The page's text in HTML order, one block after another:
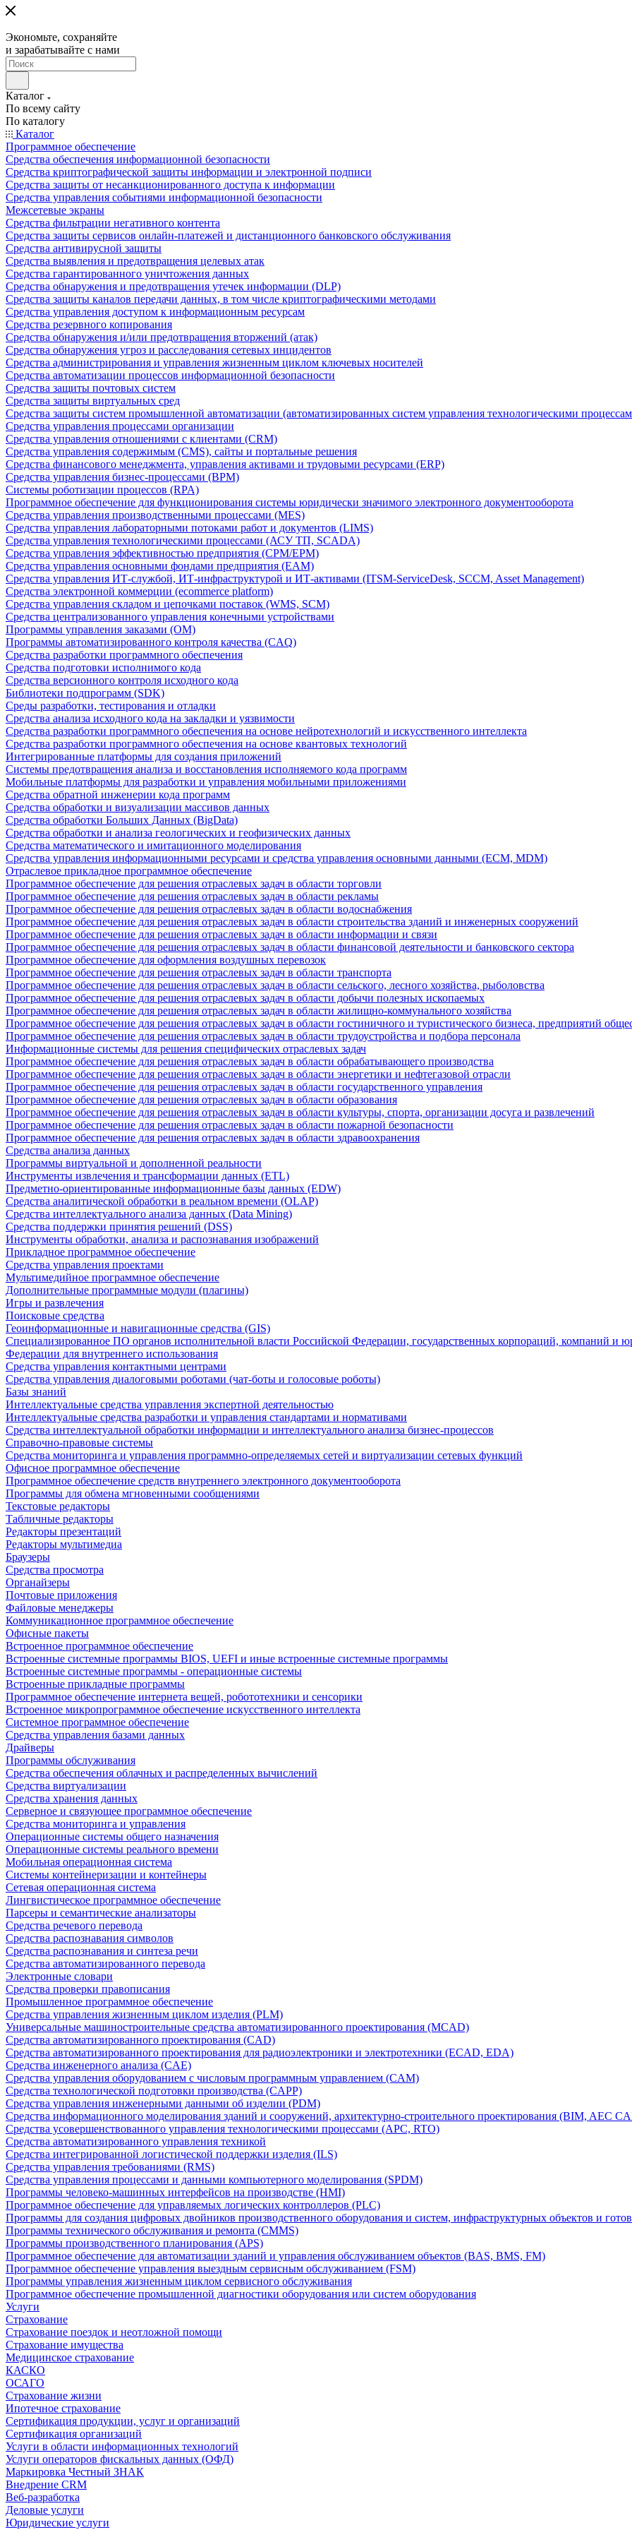
Экономьте, сохраняйте
и зарабатывайте с нами
Каталог
По всему сайту
По каталогу
Каталог
Программное обеспечение
Средства обеспечения информационной безопасности
Средства криптографической защиты информации и электронной подписи
Средства защиты от несанкционированного доступа к информации
Средства управления событиями информационной безопасности
Межсетевые экраны
Средства фильтрации негативного контента
Средства защиты сервисов онлайн-платежей и дистанционного банковского обслуживания
Средства антивирусной защиты
Средства выявления и предотвращения целевых атак
Средства гарантированного уничтожения данных
Средства обнаружения и предотвращения утечек информации (DLP)
Средства защиты каналов передачи данных, в том числе криптографическими методами
Средства управления доступом к информационным ресурсам
Средства резервного копирования
Средства обнаружения и/или предотвращения вторжений (атак)
Средства обнаружения угроз и расследования сетевых инцидентов
Средства администрирования и управления жизненным циклом ключевых носителей
Средства автоматизации процессов информационной безопасности
Средства защиты почтовых систем
Средства защиты виртуальных сред
Средства защиты систем промышленной автоматизации (автоматизированных систем управления технологическими
Средства управления процессами организации
Средства управления отношениями с клиентами (CRM)
Средства управления содержимым (CMS), сайты и портальные решения
Средства финансового менеджмента, управления активами и трудовыми ресурсами (ERP)
Средства управления бизнес-процессами (BPM)
Системы роботизации процессов (RPA)
Программное обеспечение для функционирования системы юридически значимого электронного документооборота
Средства управления производственными процессами (MES)
Средства управления лабораторными потоками работ и документов (LIMS)
Средства управления технологическими процессами (АСУ ТП, SCADA)
Средства управления эффективностью предприятия (CPM/EPM)
Средства управления основными фондами предприятия (EAM)
Средства управления ИТ-службой, ИТ-инфраструктурой и ИТ-активами (ITSM-ServiceDesk, SCCM, Asset Management)
Средства электронной коммерции (ecommerce platform)
Средства управления складом и цепочками поставок (WMS, SCM)
Средства централизованного управления конечными устройствами
Программы управления заказами (OM)
Программы автоматизированного контроля качества (CAQ)
Средства разработки программного обеспечения
Средства подготовки исполнимого кода
Средства версионного контроля исходного кода
Библиотеки подпрограмм (SDK)
Среды разработки, тестирования и отладки
Средства анализа исходного кода на закладки и уязвимости
Средства разработки программного обеспечения на основе нейротехнологий и искусственного интеллекта
Средства разработки программного обеспечения на основе квантовых технологий
Интегрированные платформы для создания приложений
Системы предотвращения анализа и восстановления исполняемого кода программ
Мобильные платформы для разработки и управления мобильными приложениями
Средства обратной инженерии кода программ
Средства обработки и визуализации массивов данных
Средства обработки Больших Данных (BigData)
Средства обработки и анализа геологических и геофизических данных
Средства математического и имитационного моделирования
Средства управления информационными ресурсами и средства управления основными данными (ECM, MDM)
Отраслевое прикладное программное обеспечение
Программное обеспечение для решения отраслевых задач в области торговли
Программное обеспечение для решения отраслевых задач в области рекламы
Программное обеспечение для решения отраслевых задач в области водоснабжения
Программное обеспечение для решения отраслевых задач в области строительства зданий и инженерных сооружений
Программное обеспечение для решения отраслевых задач в области информации и связи
Программное обеспечение для решения отраслевых задач в области финансовой деятельности и банковского сектора
Программное обеспечение для оформления воздушных перевозок
Программное обеспечение для решения отраслевых задач в области транспорта
Программное обеспечение для решения отраслевых задач в области сельского, лесного хозяйства, рыболовства
Программное обеспечение для решения отраслевых задач в области добычи полезных ископаемых
Программное обеспечение для решения отраслевых задач в области жилищно-коммунального хозяйства
Программное обеспечение для решения отраслевых задач в области гостиничного и туристического бизнеса, предприятий
Программное обеспечение для решения отраслевых задач в области трудоустройства и подбора персонала
Информационные системы для решения специфических отраслевых задач
Программное обеспечение для решения отраслевых задач в области обрабатывающего производства
Программное обеспечение для решения отраслевых задач в области энергетики и нефтегазовой отрасли
Программное обеспечение для решения отраслевых задач в области государственного управления
Программное обеспечение для решения отраслевых задач в области образования
Программное обеспечение для решения отраслевых задач в области культуры, спорта, организации досуга и развлечений
Программное обеспечение для решения отраслевых задач в области пожарной безопасности
Программное обеспечение для решения отраслевых задач в области здравоохранения
Средства анализа данных
Программы виртуальной и дополненной реальности
Инструменты извлечения и трансформации данных (ETL)
Предметно-ориентированные информационные базы данных (EDW)
Средства аналитической обработки в реальном времени (OLAP)
Средства интеллектуального анализа данных (Data Mining)
Средства поддержки принятия решений (DSS)
Инструменты обработки, анализа и распознавания изображений
Прикладное программное обеспечение
Средства управления проектами
Мультимедийное программное обеспечение
Дополнительные программные модули (плагины)
Игры и развлечения
Поисковые средства
Геоинформационные и навигационные средства (GIS)
Специализированное ПО органов исполнительной власти Российской Федерации, государственных корпораций, компаний и
Федерации для внутреннего использования
Средства управления контактными центрами
Средства управления диалоговыми роботами (чат-боты и голосовые роботы)
Базы знаний
Интеллектуальные средства управления экспертной деятельностью
Интеллектуальные средства разработки и управления стандартами и нормативами
Средства интеллектуальной обработки информации и интеллектуального анализа бизнес-процессов
Справочно-правовые системы
Средства мониторинга и управления программно-определяемых сетей и виртуализации сетевых функций
Офисное программное обеспечение
Программное обеспечение средств внутреннего электронного документооборота
Программы для обмена мгновенными сообщениями
Текстовые редакторы
Табличные редакторы
Редакторы презентаций
Редакторы мультимедиа
Браузеры
Средства просмотра
Органайзеры
Почтовые приложения
Файловые менеджеры
Коммуникационное программное обеспечение
Офисные пакеты
Встроенное программное обеспечение
Встроенные системные программы BIOS, UEFI и иные встроенные системные программы
Встроенные системные программы - операционные системы
Встроенные прикладные программы
Программное обеспечение интернета вещей, робототехники и сенсорики
Встроенное микропрограммное обеспечение искусственного интеллекта
Системное программное обеспечение
Средства управления базами данных
Драйверы
Программы обслуживания
Средства обеспечения облачных и распределенных вычислений
Средства виртуализации
Средства хранения данных
Серверное и связующее программное обеспечение
Средства мониторинга и управления
Операционные системы общего назначения
Операционные системы реального времени
Мобильная операционная система
Системы контейнеризации и контейнеры
Сетевая операционная система
Лингвистическое программное обеспечение
Парсеры и семантические анализаторы
Средства речевого перевода
Средства распознавания символов
Средства распознавания и синтеза речи
Средства автоматизированного перевода
Электронные словари
Средства проверки правописания
Промышленное программное обеспечение
Средства управления жизненным циклом изделия (PLM)
Универсальные машиностроительные средства автоматизированного проектирования (MCAD)
Средства автоматизированного проектирования (CAD)
Средства автоматизированного проектирования для радиоэлектроники и электротехники (ECAD, EDA)
Средства инженерного анализа (CAE)
Средства управления оборудованием с числовым программным управлением (CAM)
Средства технологической подготовки производства (CAPP)
Средства управления инженерными данными об изделии (PDM)
Средства информационного моделирования зданий и сооружений, архитектурно-строительного проектирования (BIM, AEC
Средства усовершенствованного управления технологическими процессами (APC, RTO)
Средства автоматизированного управления техникой
Средства интегрированной логистической поддержки изделия (ILS)
Средства управления требованиями (RMS)
Средства управления процессами и данными компьютерного моделирования (SPDM)
Программы человеко-машинных интерфейсов на производстве (HMI)
Программное обеспечение для управляемых логических контроллеров (PLC)
Программы для создания цифровых двойников производственного оборудования и систем, инфраструктурных объектов и
Программы технического обслуживания и ремонта (CMMS)
Программы производственного планирования (APS)
Программное обеспечение для автоматизации зданий и управления обслуживанием объектов (BAS, BMS, FM)
Программное обеспечение управления выездным сервисным обслуживанием (FSM)
Программы управления жизненным циклом сервисного обслуживания
Программное обеспечение промышленной диагностики оборудования или систем оборудования
Услуги
Страхование
Страхование поездок и неотложной помощи
Страхование имущества
Медицинское страхование
КАСКО
ОСАГО
Страхование жизни
Ипотечное страхование
Сертификация продукции, услуг и организаций
Сертификация организаций
Услуги в области информационных технологий
Услуги операторов фискальных данных (ОФД)
Маркировка Честный ЗНАК
Внедрение CRM
Веб-разработка
Деловые услуги
Юридические услуги